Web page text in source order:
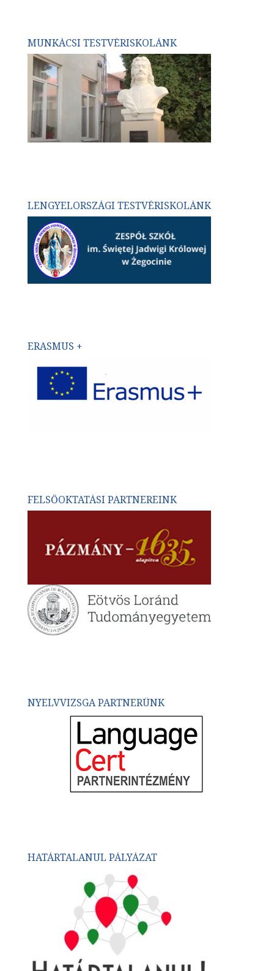
MUNKÁCSI TESTVÉRISKOLÁNK
LENGYELORSZÁGI TESTVÉRISKOLÁNK
ERASMUS +
FELSŐOKTATÁSI PARTNEREINK
NYELVVIZSGA PARTNERÜNK
HATÁRTALANUL PÁLYÁZAT